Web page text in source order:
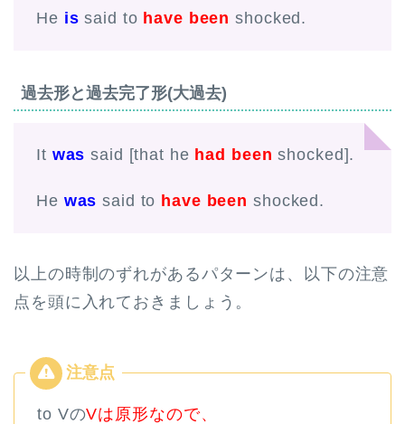
He is said to have been shocked.
過去形と過去完了形(大過去)
It was said [that he had been shocked].
He was said to have been shocked.
以上の時制のずれがあるパターンは、以下の注意
点を頭に入れておきましょう。
to VのVは原形なので、